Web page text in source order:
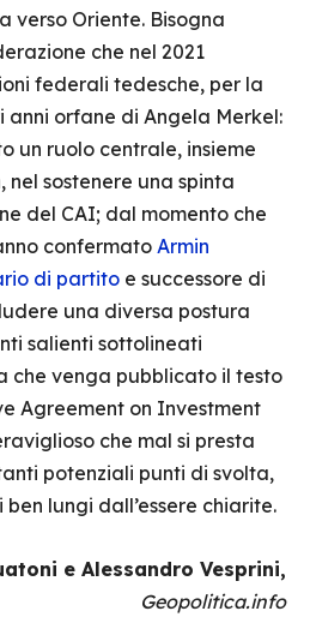
verso Oriente. Bisogna
che nel 2021
federali tedesche, per la
orfane di Angela Merkel:
un ruolo centrale, insieme
nel sostenere una spinta
del CAI; dal momento che
confermato Armin
di partito e successore di
una diversa postura
salienti sottolineati
che venga pubblicato il testo
Agreement on Investment
che mal si presta
potenziali punti di svolta,
lungi dall’essere chiarite.
e Alessandro Vesprini,
Geopolitica.info